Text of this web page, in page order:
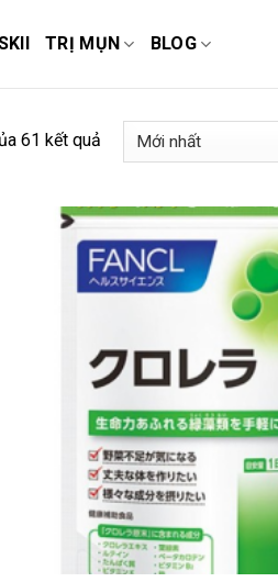
TRỊ MỤN BLOG
61 kết quả